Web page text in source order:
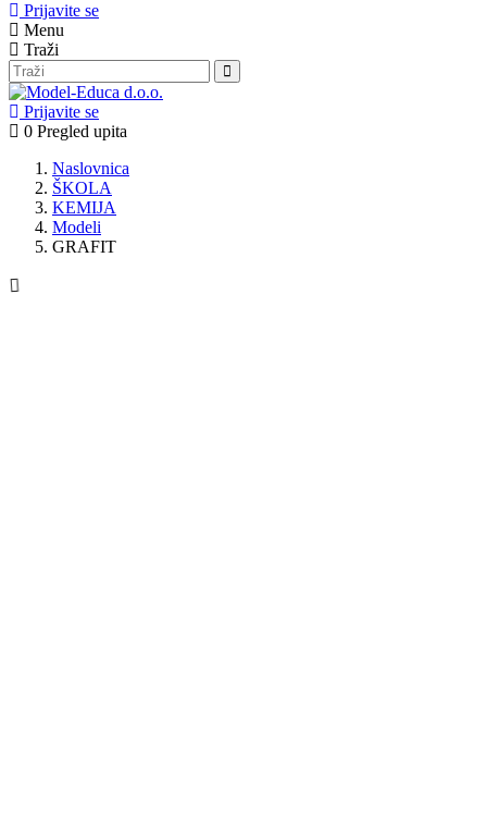
Prijavite se
Menu
Traži
Prijavite se
0 Pregled upita
Naslovnica
ŠKOLA
KEMIJA
Modeli
GRAFIT